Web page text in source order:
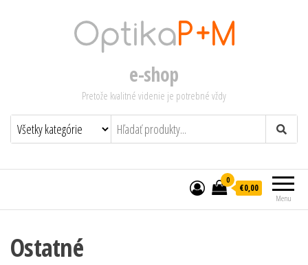
e-shop
Pretože kvalitné videnie je potrebné vždy
Menu
0
€0,00
Ostatné